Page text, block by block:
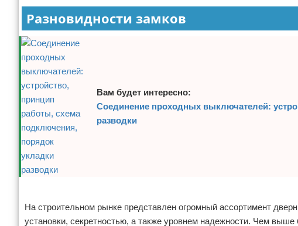
Сантехника
Безопасность
Стройматериалы
Разное
Разновидности замков
Вам будет интересно:
Соединение проходных выключателей:
разводки
На строительном рынке представлен огромный ассортимент
установки, секретностью, а также уровнем надежности. Чем